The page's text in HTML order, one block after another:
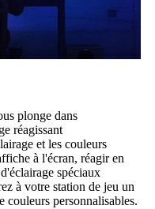
plonge dans
réagissant
et les couleurs
à l'écran, réagir en
spéciaux
à votre station de jeu un
personnalisables.